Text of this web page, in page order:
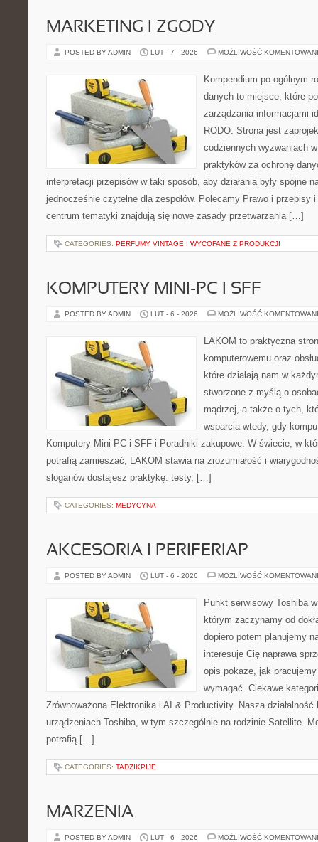
MARKETING I ZGODY
POSTED BY ADMIN LUT - 7 - 2026 MOŻLIWOŚĆ
Kompendium po ogólnym
danych to miejsce, które
zarządzania informacjami
RODO. Strona jest
codziennych wyzwaniach
praktyków za ochronę
interpretacji przepisów w taki sposób, aby działania były spójne
jednocześnie czytelne dla zespołów. Polecamy Prawo i przepisy
centrum tematyki znajdują się nowe zasady przetwarzania […]
CATEGORIES: PERFUMY VINTAGE I WYCOFANE Z PRODUKCJI
KOMPUTERY MINI-PC I SFF
POSTED BY ADMIN LUT - 6 - 2026 MOŻLIWOŚĆ
LAKOM to praktyczna
komputerowemu oraz
które działają nam w
stworzone z myślą o
mądrzej, a także o tych,
wsparcia wtedy, gdy
Komputery Mini-PC i SFF i Poradniki zakupowe. W świecie, w
potrafią zamieszać, LAKOM stawia na zrozumiałość i
sloganów dostajesz praktykę: testy, […]
CATEGORIES: MEDYCYNA
AKCESORIA I PERIFERIAP
POSTED BY ADMIN LUT - 6 - 2026 MOŻLIWOŚĆ
Punkt serwisowy Toshiba
którym zaczynamy od
dopiero potem planujemy
interesuje Cię naprawa
opis pokaże, jak
wymagać. Ciekawe
Zrównoważona Elektronika i AI & Productivity. Nasza działalność
urządzeniach Toshiba, w tym szczególnie na rodzinie Satellite.
potrafią […]
CATEGORIES: TADZIKPIJE
MARZENIA
POSTED BY ADMIN LUT - 6 - 2026 MOŻLIWOŚĆ